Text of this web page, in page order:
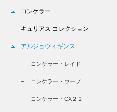
コンケラー
キュリアス コレクション
アルジョウィギンス
コンケラー・レイド
コンケラー・ウーブ
コンケラー・CX２２